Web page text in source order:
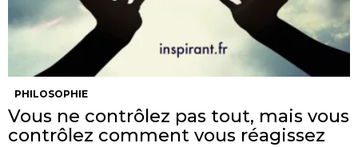
PHILOSOPHIE
Vous ne contrôlez pas tout, mais vous
contrôlez comment vous réagissez